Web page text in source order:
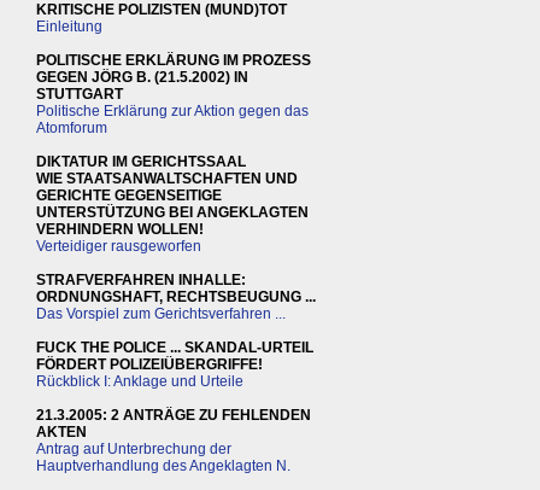
KRITISCHE POLIZISTEN (MUND)TOT
Einleitung
POLITISCHE ERKLÄRUNG IM PROZESS
GEGEN JÖRG B. (21.5.2002) IN
STUTTGART
Politische Erklärung zur Aktion gegen das
Atomforum
DIKTATUR IM GERICHTSSAAL
WIE STAATSANWALTSCHAFTEN UND
GERICHTE GEGENSEITIGE
UNTERSTÜTZUNG BEI ANGEKLAGTEN
VERHINDERN WOLLEN!
Verteidiger rausgeworfen
STRAFVERFAHREN INHALLE:
ORDNUNGSHAFT, RECHTSBEUGUNG ...
Das Vorspiel zum Gerichtsverfahren ...
FUCK THE POLICE ... SKANDAL-URTEIL
FÖRDERT POLIZEIÜBERGRIFFE!
Rückblick I: Anklage und Urteile
21.3.2005: 2 ANTRÄGE ZU FEHLENDEN
AKTEN
Antrag auf Unterbrechung der
Hauptverhandlung des Angeklagten N.